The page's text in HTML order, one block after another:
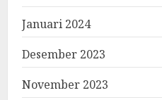
Januari 2024
Desember 2023
November 2023